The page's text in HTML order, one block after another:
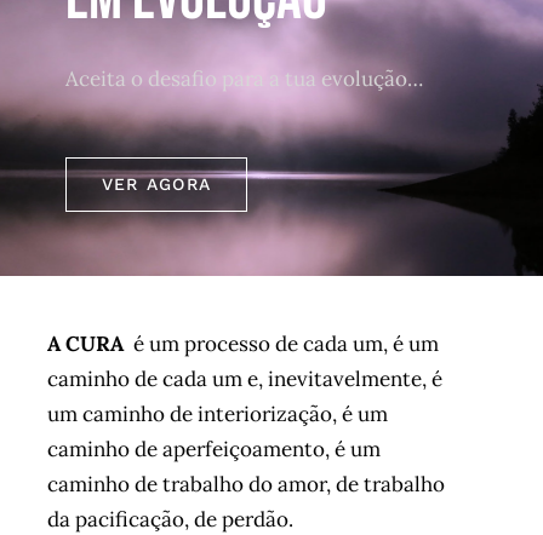
About me / therapies
Aceita o desafio para a tua evolução…
VER AGORA
A CURA é um processo de cada um, é um
caminho de cada um e, inevitavelmente, é
um caminho de interiorização, é um
caminho de aperfeiçoamento, é um
caminho de trabalho do amor, de trabalho
da pacificação, de perdão.